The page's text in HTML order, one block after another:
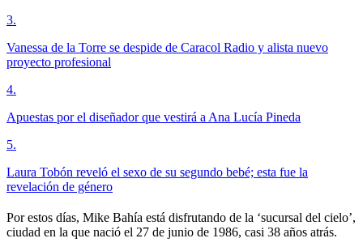
3.
Vanessa de la Torre se despide de Caracol Radio y alista nuevo
proyecto profesional
4.
Apuestas por el diseñador que vestirá a Ana Lucía Pineda
5.
Laura Tobón reveló el sexo de su segundo bebé; esta fue la
revelación de género
Por estos días, Mike Bahía está disfrutando de la ‘sucursal del cielo’,
ciudad en la que nació el 27 de junio de 1986, casi 38 años atrás.